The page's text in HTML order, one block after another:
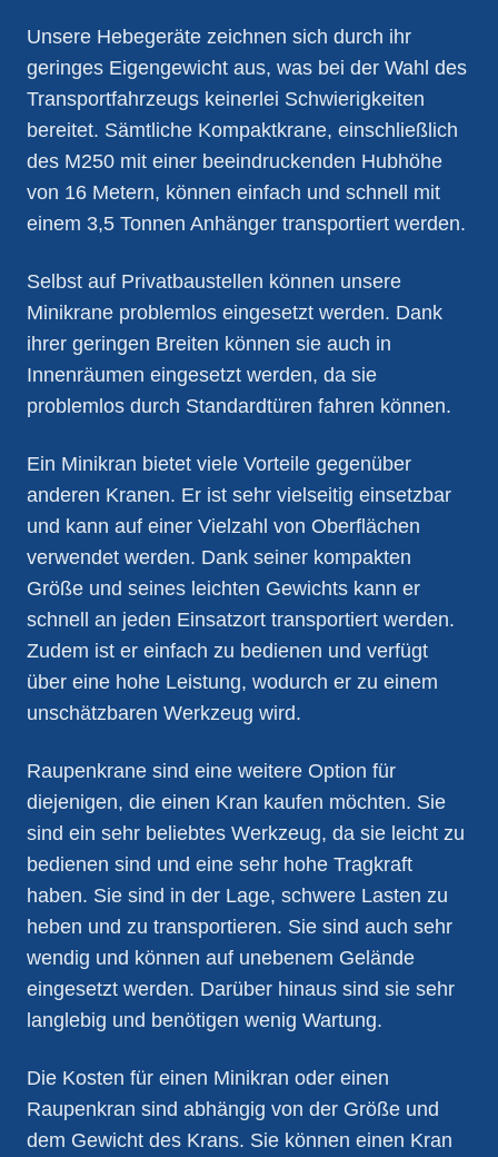
Unsere Hebegeräte zeichnen sich durch ihr
geringes Eigengewicht aus, was bei der Wahl des
Transportfahrzeugs keinerlei Schwierigkeiten
bereitet. Sämtliche Kompaktkrane, einschließlich
des M250 mit einer beeindruckenden Hubhöhe
von 16 Metern, können einfach und schnell mit
einem 3,5 Tonnen Anhänger transportiert werden.
Selbst auf Privatbaustellen können unsere
Minikrane problemlos eingesetzt werden. Dank
ihrer geringen Breiten können sie auch in
Innenräumen eingesetzt werden, da sie
problemlos durch Standardtüren fahren können.
Ein Minikran bietet viele Vorteile gegenüber
anderen Kranen. Er ist sehr vielseitig einsetzbar
und kann auf einer Vielzahl von Oberflächen
verwendet werden. Dank seiner kompakten
Größe und seines leichten Gewichts kann er
schnell an jeden Einsatzort transportiert werden.
Zudem ist er einfach zu bedienen und verfügt
über eine hohe Leistung, wodurch er zu einem
unschätzbaren Werkzeug wird.
Raupenkrane sind eine weitere Option für
diejenigen, die einen Kran kaufen möchten. Sie
sind ein sehr beliebtes Werkzeug, da sie leicht zu
bedienen sind und eine sehr hohe Tragkraft
haben. Sie sind in der Lage, schwere Lasten zu
heben und zu transportieren. Sie sind auch sehr
wendig und können auf unebenem Gelände
eingesetzt werden. Darüber hinaus sind sie sehr
langlebig und benötigen wenig Wartung.
Die Kosten für einen Minikran oder einen
Raupenkran sind abhängig von der Größe und
dem Gewicht des Krans. Sie können einen Kran